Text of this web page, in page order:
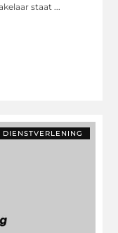
staat ...